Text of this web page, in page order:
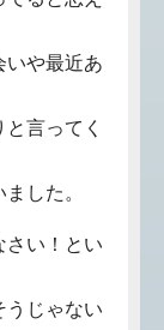
いや最近あ
言ってく
した。
さい！とい
うじゃない